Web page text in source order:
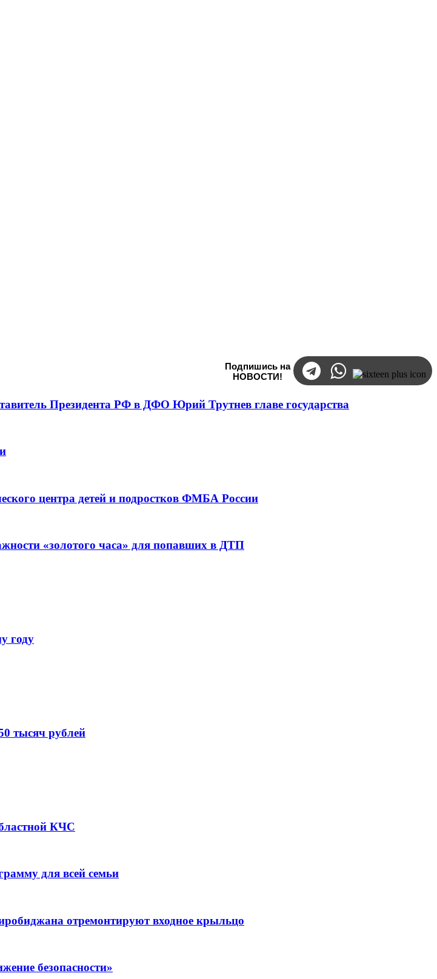
Подпишись на
НОВОСТИ!
Президента РФ в ДФО Юрий Трутнев главе государства
центра детей и подростков ФМБА России
«золотого часа» для попавших в ДТП
году
тысяч рублей
КЧС
для всей семьи
отремонтируют входное крыльцо
безопасности»